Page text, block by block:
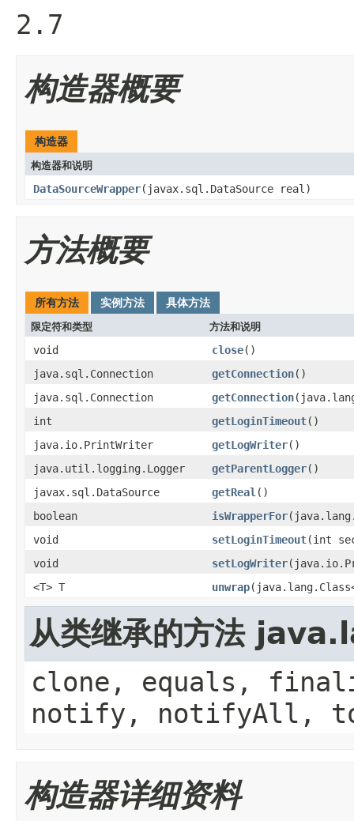
2.7
构造器概要
构造器
构造器和说明
DataSourceWrapper(javax.sql.DataSource real)
方法概要
所有方法 实例方法 具体方法
限定符和类型 方法和说明
void close()
java.sql.Connection
getConnection()
java.sql.Connection
getConnection
int
getLoginTimeout()
java.io.PrintWriter
getLogWriter()
java.util.logging.Logger
getParentLogger()
javax.sql.DataSource
getReal ()
boolean
isWrapperFor
void
setLoginTimeout(int
void
setLogWriter
<T> T
unwrap
从类继承的方法
clone, equals,
notify, notifyAll,
构造器详细资料